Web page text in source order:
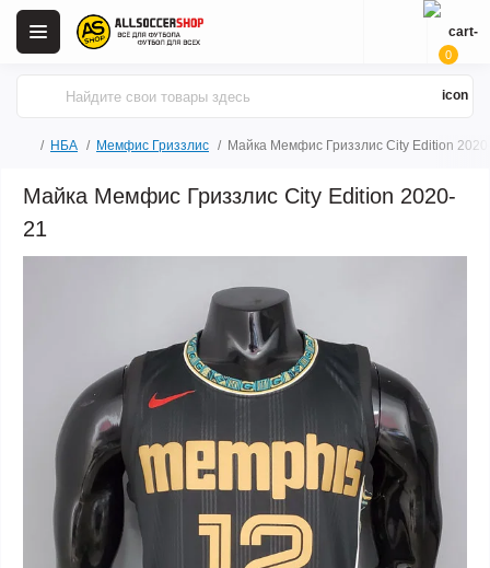
0
НБА Мемфис Гриззлис Майка Мемфис Гриззлис City Edition
Майка Мемфис Гриззлис City Edition 2020-
21